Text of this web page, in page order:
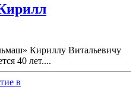
Кириллу Витальевичу
40 лет....